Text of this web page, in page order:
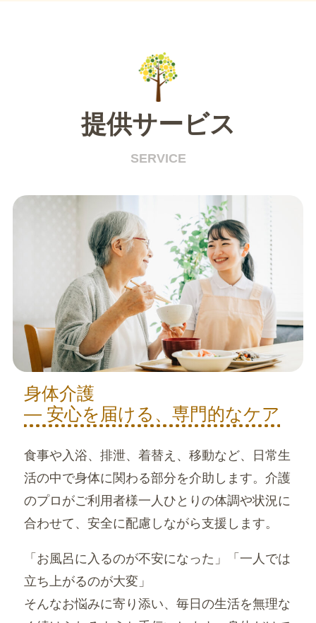
提供サービス
SERVICE
身体介護
― 安心を届ける、専門的なケア
食事や入浴、排泄、着替え、移動など、日常生
活の中で身体に関わる部分を介助します。介護
のプロがご利用者様一人ひとりの体調や状況に
合わせて、安全に配慮しながら支援します。
「お風呂に入るのが不安になった」「一人では
立ち上がるのが大変」
そんなお悩みに寄り添い、毎日の生活を無理な